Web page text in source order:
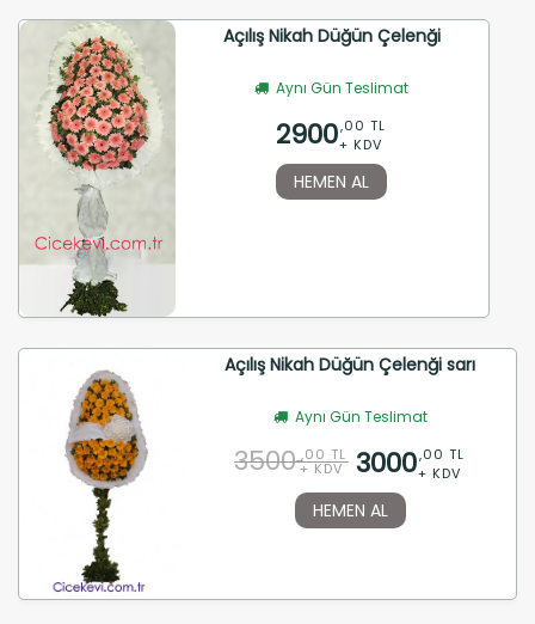
Açılış Nikah Düğün Çelenği
Aynı Gün Teslimat
2900,00 TL
+ KDV
HEMEN AL
Açılış Nikah Düğün Çelenği sarı
Aynı Gün Teslimat
3500 ,00 TL
+ KDV 3000,00 TL
+ KDV
HEMEN AL